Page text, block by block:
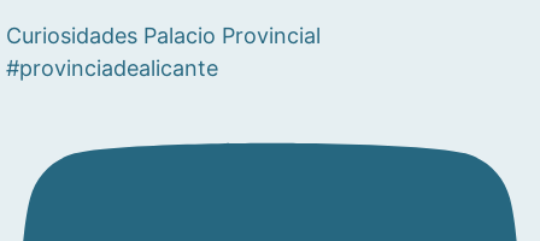
Curiosidades Palacio Provincial
#provinciadealicante